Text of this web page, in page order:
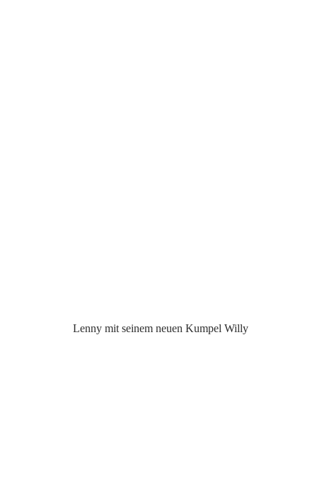
Lenny mit seinem neuen Kumpel Willy